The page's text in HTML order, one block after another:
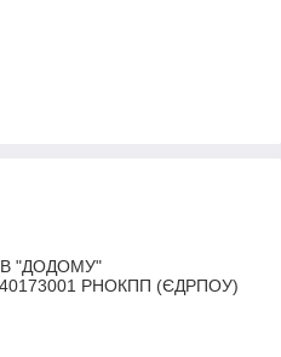
"ДОДОМУ"
РНОКПП (ЄДРПОУ)